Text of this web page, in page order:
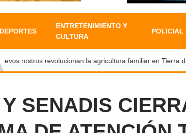
DEPORTES
ENTRETENIMIENTO Y
CULTURA
POLICIAL
rostros revolucionan la agricultura familiar en Tierra del
SENADIS